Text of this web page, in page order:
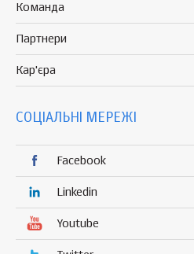
Команда
Партнери
Кар'єра
СОЦІАЛЬНІ МЕРЕЖІ
Facebook
Linkedin
Youtube